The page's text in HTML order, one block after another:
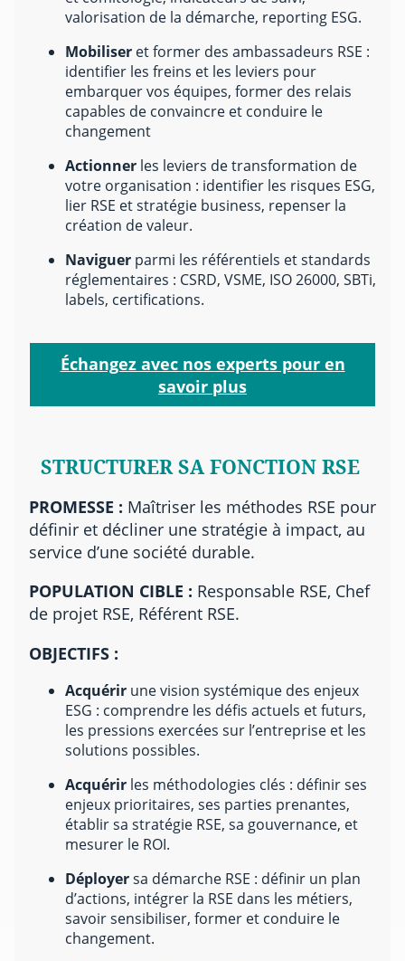
valorisation de la démarche, reporting ESG.
Mobiliser et former des ambassadeurs RSE :
identifier les freins et les leviers pour
embarquer vos équipes, former des relais
capables de convaincre et conduire le
changement
Actionner les leviers de transformation de
votre organisation : identifier les risques ESG,
lier RSE et stratégie business, repenser la
création de valeur.
Naviguer parmi les référentiels et standards
réglementaires : CSRD, VSME, ISO 26000, SBTi,
labels, certifications.
Échangez avec nos experts pour en
savoir plus
STRUCTURER SA FONCTION RSE
PROMESSE : Maîtriser les méthodes RSE pour
définir et décliner une stratégie à impact, au
service d’une société durable.
POPULATION CIBLE : Responsable RSE, Chef
de projet RSE, Référent RSE.
OBJECTIFS :
Acquérir une vision systémique des enjeux
ESG : comprendre les défis actuels et futurs,
les pressions exercées sur l’entreprise et les
solutions possibles.
Acquérir les méthodologies clés : définir ses
enjeux prioritaires, ses parties prenantes,
établir sa stratégie RSE, sa gouvernance, et
mesurer le ROI.
Déployersa démarche RSE : définir un plan
d’actions, intégrer la RSE dans les métiers,
savoir sensibiliser, former et conduire le
changement.